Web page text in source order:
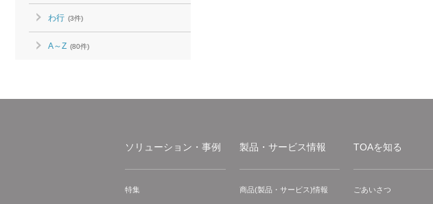
わ行 (3件)
A～Z (80件)
ソリューション・事例
特集
製品・サービス情報
商品(製品・サービス)情報
TOAを知る
ごあいさつ